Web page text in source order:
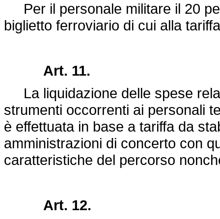
Per il personale militare il 20
biglietto ferroviario di cui alla
Art. 11.
La liquidazione delle spese
strumenti occorrenti ai personali
è effettuata in base a tariffa da
amministrazioni di concerto con
caratteristiche del percorso
Art. 12.